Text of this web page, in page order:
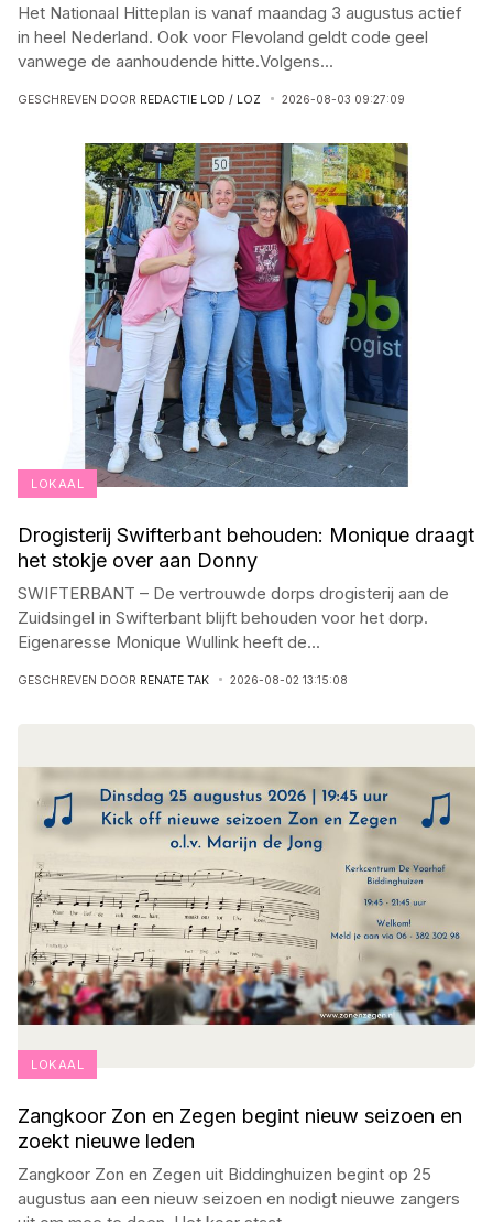
Het Nationaal Hitteplan is vanaf maandag 3 augustus actief
in heel Nederland. Ook voor Flevoland geldt code geel
vanwege de aanhoudende hitte.Volgens...
GESCHREVEN DOOR REDACTIE LOD / LOZ 2026-08-03 09:27:09
LOKAAL
Drogisterij Swifterbant behouden: Monique draagt
het stokje over aan Donny
SWIFTERBANT – De vertrouwde dorps drogisterij aan de
Zuidsingel in Swifterbant blijft behouden voor het dorp.
Eigenaresse Monique Wullink heeft de...
GESCHREVEN DOOR RENATE TAK 2026-08-02 13:15:08
LOKAAL
Zangkoor Zon en Zegen begint nieuw seizoen en
zoekt nieuwe leden
Zangkoor Zon en Zegen uit Biddinghuizen begint op 25
augustus aan een nieuw seizoen en nodigt nieuwe zangers